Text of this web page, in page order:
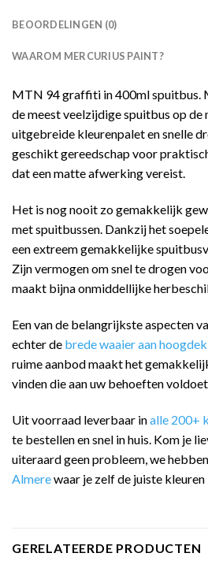
BEOORDELINGEN (0)
WAAROM MERCURIUS PAINT?
MTN 94 graffiti in 400ml spuitbus.
de meest veelzijdige spuitbus op
uitgebreide kleurenpalet en snelle
geschikt gereedschap voor
dat een matte afwerking vereist.
Het is nog nooit zo gemakkelijk
met spuitbussen. Dankzij het
een extreem gemakkelijke
Zijn vermogen om snel te drogen
maakt bijna onmiddellijke
Een van de belangrijkste aspecten
echter de brede waaier aan
ruime aanbod maakt het
vinden die aan uw behoeften
Uit voorraad leverbaar inalle 200+
te bestellen en snel in huis. Kom je
uiteraard geen probleem, we
Almerewaar je zelf de juiste kleuren
GERELATEERDE PRODUCTEN